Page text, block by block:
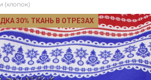
(хлопок)
30% ТКАНЬ В ОТРЕЗАХ